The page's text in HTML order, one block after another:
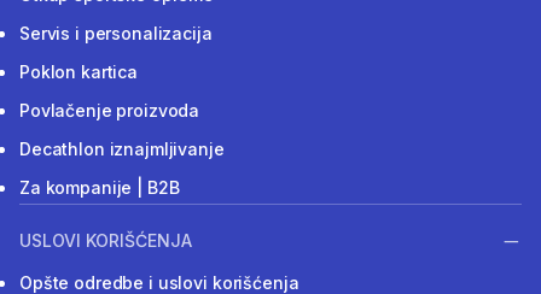
Servis i personalizacija
Poklon kartica
Povlačenje proizvoda
Decathlon iznajmljivanje
Za kompanije | B2B
USLOVI KORIŠĆENJA
Opšte odredbe i uslovi korišćenja